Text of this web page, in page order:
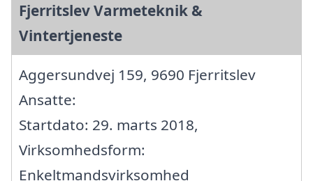
Fjerritslev Varmeteknik &
Vintertjeneste
Aggersundvej 159, 9690 Fjerritslev
Ansatte:
Startdato: 29. marts 2018,
Virksomhedsform:
Enkeltmandsvirksomhed